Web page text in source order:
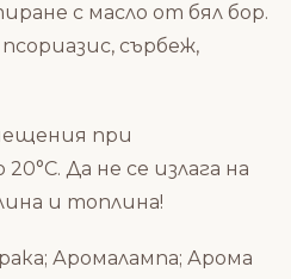
с масло от бял бор.
сърбеж,
при
Да не се излага на
и топлина!
Аромалампа; Арома